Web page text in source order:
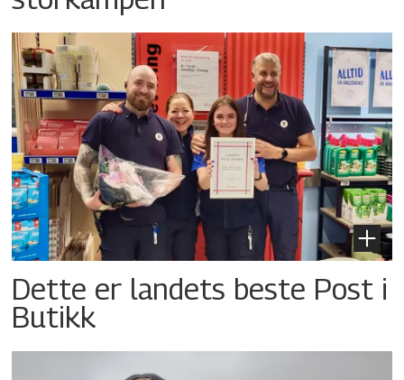
Dette er landets beste Post i
Butikk